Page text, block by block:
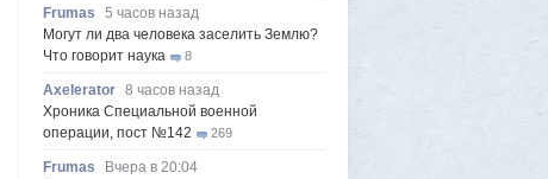
Frumas
5 часов назад
Могут ли два человека заселить Землю?
Что говорит наука
8
Axelerator 8 часов назад
Хроника Специальной военной
операции, пост №142
269
Frumas
Вчера в 20:04